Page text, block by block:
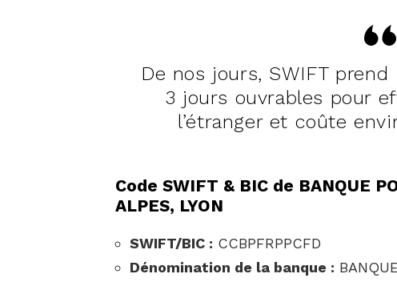
De nos jours, SWIFT
3 jours ouvrables pour
l’étranger et coûte
Code SWIFT & BIC de BANQUE
ALPES, LYON
SWIFT/BIC : CCBPFRPPCFD
Dénomination de la banque :